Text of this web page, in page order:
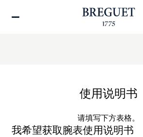
使用说明书
请填写下方表格。
我希望获取腕表使用说明书